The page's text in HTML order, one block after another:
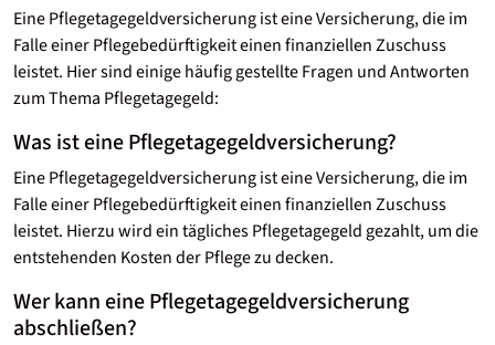
Eine Pflegetagegeld­versicherung ist eine Versicherung, die im
Falle einer Pflegebedürftigkeit einen finanziellen Zuschuss
leistet. Hier sind einige häufig gestellte Fragen und Antworten
zum Thema Pflegetagegeld:
Was ist eine Pflegetagegeld­versicherung?
Eine Pflegetagegeld­versicherung ist eine Versicherung, die im
Falle einer Pflegebedürftigkeit einen finanziellen Zuschuss
leistet. Hierzu wird ein tägliches Pflegetagegeld gezahlt, um die
entstehenden Kosten der Pflege zu decken.
Wer kann eine Pflegetagegeld­versicherung
abschließen?